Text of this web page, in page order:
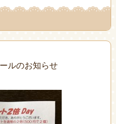
ルのお知らせ